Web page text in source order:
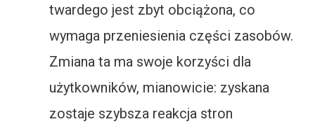
twardego jest zbyt obciążona, co
wymaga przeniesienia części zasobów.
Zmiana ta ma swoje korzyści dla
użytkowników, mianowicie: zyskana
zostaje szybsza reakcja stron